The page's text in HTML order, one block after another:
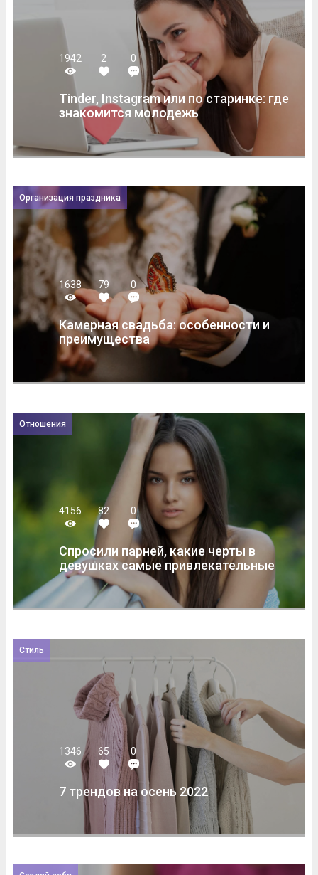
1942 2 0
Tinder, Instagram или по старинке: где
знакомится молодежь
Организация праздника
1638 79 0
Камерная свадьба: особенности и
преимущества
Отношения
4156 82 0
Спросили парней, какие черты в
девушках самые привлекательные
Стиль
1346 65 0
7 трендов на осень 2022